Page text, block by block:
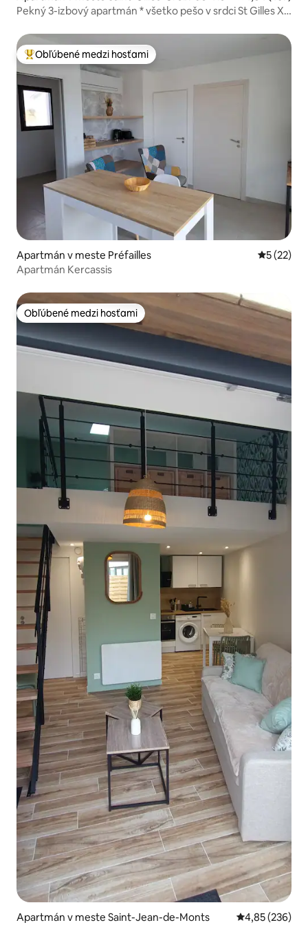
Pekný 3-izbový apartmán * všetko pešo v srdci St Gilles X
Najobľúbenejšie medzi hosťami
Obľúbené medzi hosťami
Apartmán v meste Préfailles
5 (22)
Apartmán Kercassis
Obľúbené medzi hosťami
Obľúbené medzi hosťami
Apartmán v meste Saint-Jean-de-Monts Priemerné
4,85 (236)